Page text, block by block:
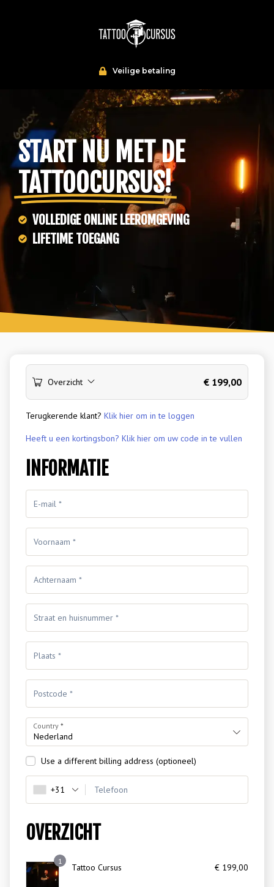
Veilige betaling
START NU MET DE
TATTOOCURSUS!
VOLLEDIGE ONLINE LEEROMGEVING
LIFETIME TOEGANG
Overzicht € 199,00
Terugkerende klant? Klik hier om in te loggen
Heeft u een kortingsbon? Klik hier om uw code in te vullen
INFORMATIE
Country *
Nederland
Use a different billing address (optioneel)
+31
OVERZICHT
1
Tattoo Cursus € 199,00